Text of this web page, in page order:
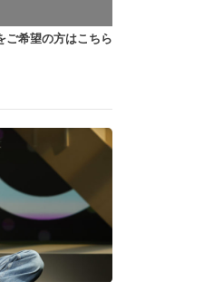
ご希望の方はこちら